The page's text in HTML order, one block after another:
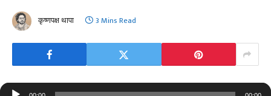
कृष्णपक्ष थापा 3 Mins Read
Audio